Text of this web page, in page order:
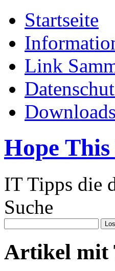
Startseite
Link
Downloads
Hope
IT Tipps die
Suche
Artikel mit